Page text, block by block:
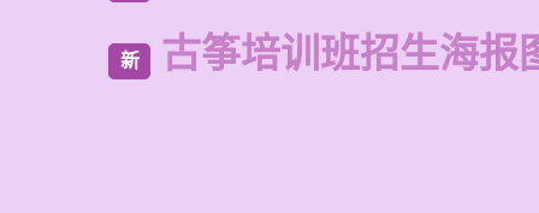
新 古筝培训班招生海报